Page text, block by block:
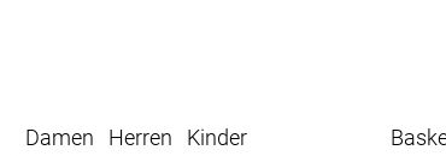
Damen Herren Kinder